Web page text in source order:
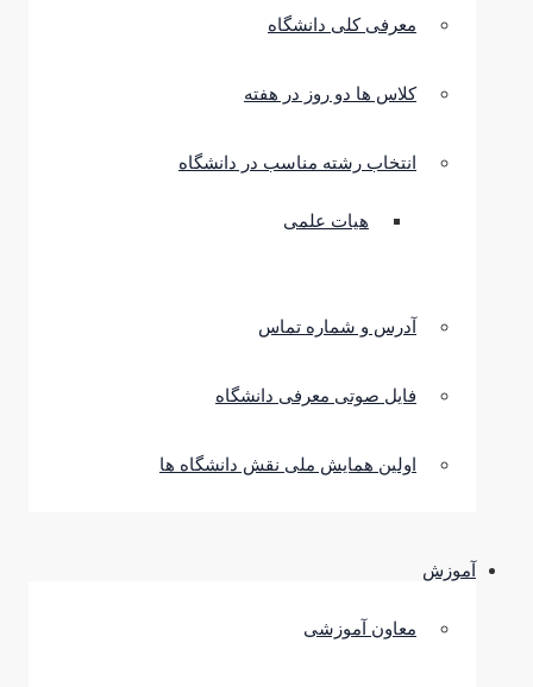
معرفی کلی دانشگاه
کلاس ها دو روز در هفته
انتخاب رشته مناسب در دانشگاه
هیات علمی
آدرس و شماره تماس
فایل صوتی معرفی دانشگاه
اولین همایش ملی نقش دانشگاه ها
آموزش
معاون آموزشی